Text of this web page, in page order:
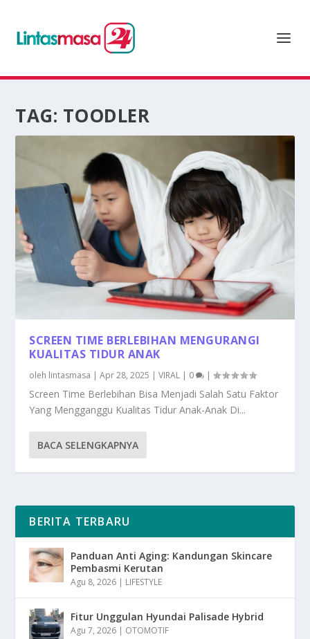
TAG: TOODLER
SCREEN TIME BERLEBIHAN MENGURANGI
KUALITAS TIDUR ANAK
oleh lintasmasa |Apr 28, 2025 |VIRAL 0 |
Screen Time Berlebihan Bisa Menjadi Salah Satu Faktor
Yang Mengganggu Kualitas Tidur Anak-Anak Di...
BACA SELENGKAPNYA
BERITA TERBARU
Panduan Anti Aging: Kandungan Skincare
Pembasmi Kerutan
Agu 8, 2026 LIFESTYLE
Fitur Unggulan Hyundai Palisade Hybrid
Agu 7, 2026 OTOMOTIF